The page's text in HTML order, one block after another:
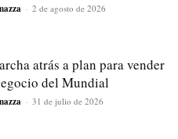
- 2 de agosto de 2026
atrás a plan para vender
del Mundial
- 31 de julio de 2026